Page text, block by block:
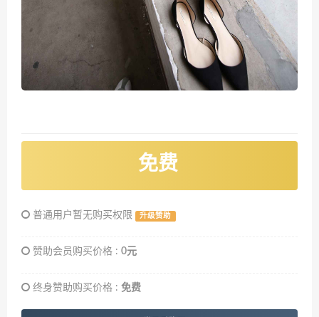
免费
普通用户暂无购买权限 升级赞助
赞助会员购买价格 : 0元
终身赞助购买价格 : 免费